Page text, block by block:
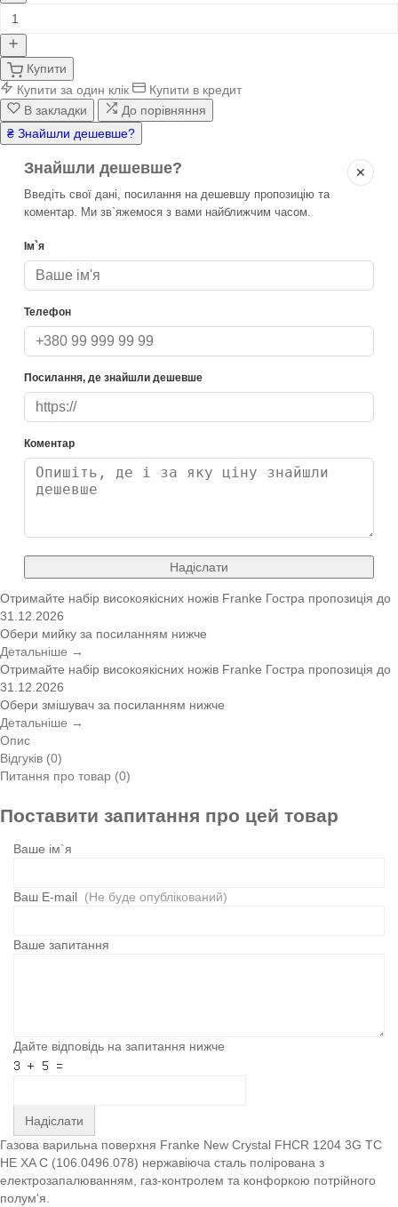
Купити
Купити за один клік
Купити в кредит
В закладки
До порівняння
₴ Знайшли дешевше?
✕
Знайшли дешевше?
Введіть свої дані, посилання на дешевшу пропозицію та
коментар. Ми зв`яжемося з вами найближчим часом.
Ім`я
Телефон
Посилання, де знайшли дешевше
Коментар
Надіслати
Отримайте набір високоякісних ножів Franke Гостра пропозиція до
31.12.2026
Обери мийку за посиланням нижче
Детальніше →
Отримайте набір високоякісних ножів Franke Гостра пропозиція до
31.12.2026
Обери змішувач за посиланням нижче
Детальніше →
Опис
Відгуків (0)
Питання про товар (0)
Поставити запитання про цей товар
Ваше ім`я
Ваш E-mail (Не буде опублікований)
Ваше запитання
Дайте відповідь на запитання нижче
Надіслати
Газова варильна поверхня Franke New Crystal FHCR 1204 3G TC
HE XA C (106.0496.078) нержавіюча сталь полірована з
електрозапалюванням, газ-контролем та конфоркою потрійного
полум'я.